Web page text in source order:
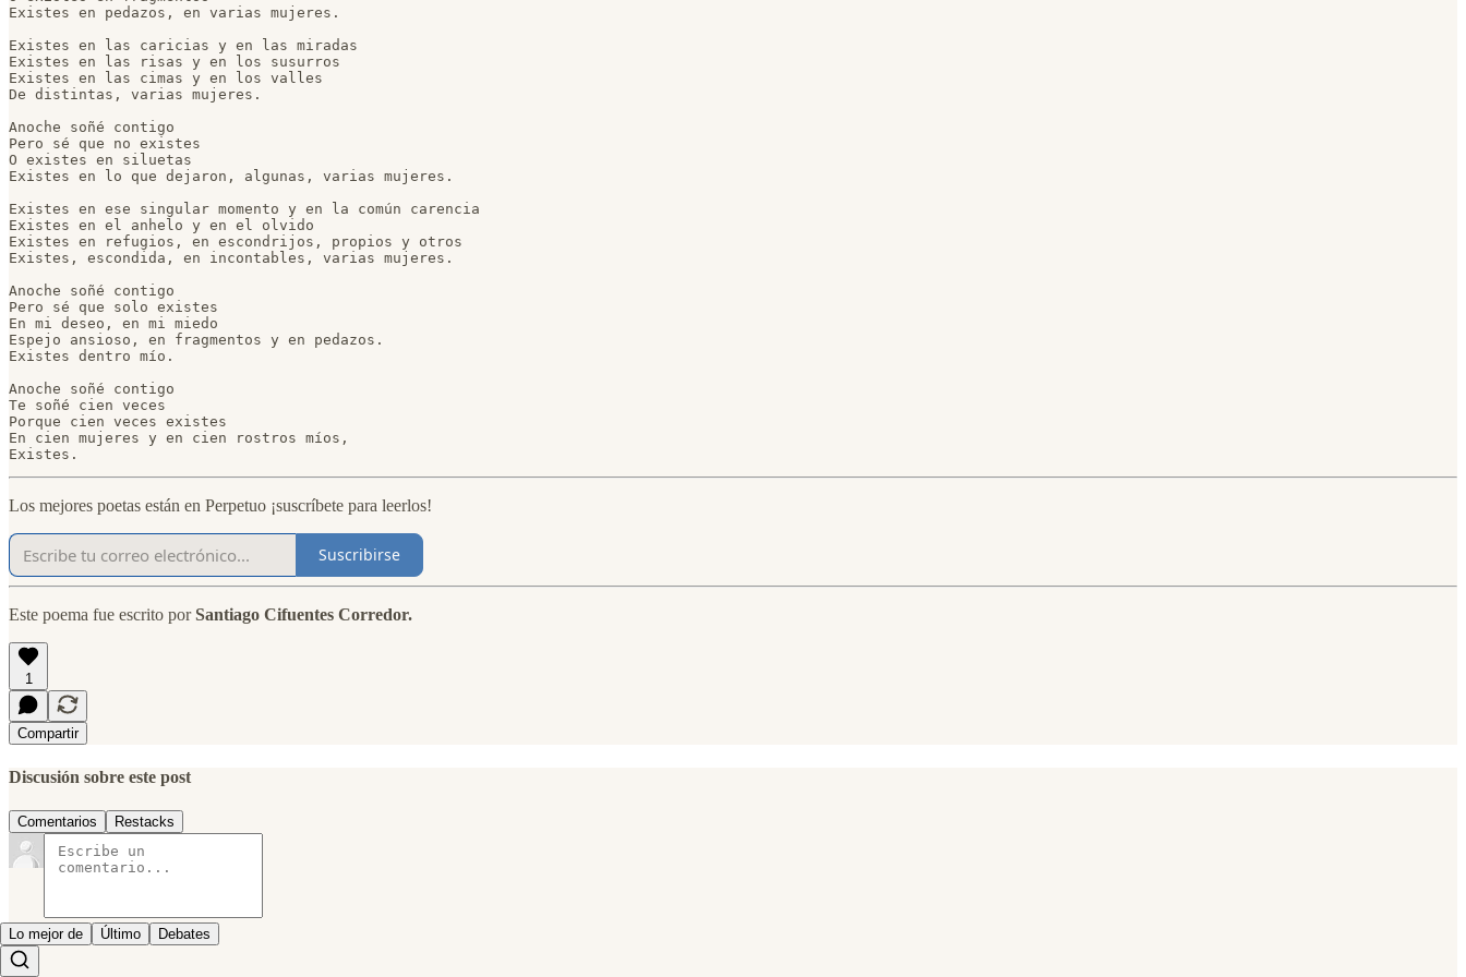
Existes en pedazos, en varias mujeres.
Existes en las caricias y en las miradas
Existes en las risas y en los susurros
Existes en las cimas y en los valles
De distintas, varias mujeres.
Anoche soñé contigo
Pero sé que no existes
O existes en siluetas
Existes en lo que dejaron, algunas, varias mujeres.
Existes en ese singular momento y en la común carencia
Existes en el anhelo y en el olvido
Existes en refugios, en escondrijos, propios y otros
Existes, escondida, en incontables, varias mujeres.
Anoche soñé contigo
Pero sé que solo existes
En mi deseo, en mi miedo
Espejo ansioso, en fragmentos y en pedazos.
Existes dentro mío.
Anoche soñé contigo
Te soñé cien veces
Porque cien veces existes
En cien mujeres y en cien rostros míos,
Existes.
Los mejores poetas están en Perpetuo ¡suscríbete para leerlos!
Suscribirse
Este poema fue escrito porSantiago Cifuentes Corredor.
1
Compartir
Discusión sobre este post
Comentarios Restacks
Lo mejor de Último Debates